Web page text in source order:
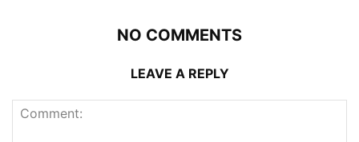
NO COMMENTS
LEAVE A REPLY